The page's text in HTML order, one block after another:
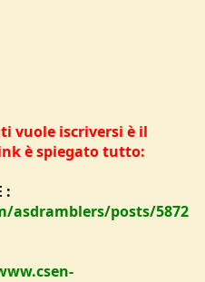
vuole iscriversi è il
è spiegato tutto:
:
asdramblers/posts/5872